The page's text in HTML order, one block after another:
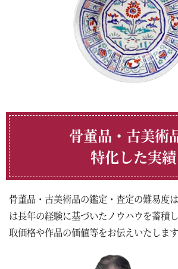
骨董品・古美術
特化した実績
骨董品・古美術品の鑑定・査定の難易度
は長年の経験に基づいたノウハウを蓄積
取価格や作品の価値等をお伝えいたします